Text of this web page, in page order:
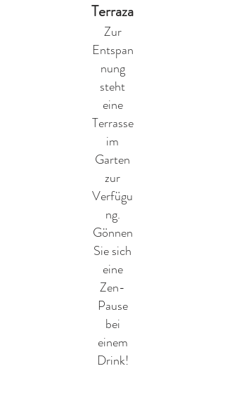
Terraza
Zur
Entspan
nung
steht
eine
Terrasse
im
Garten
zur
Verfügu
ng.
Gönnen
Sie sich
eine
Zen-
Pause
bei
einem
Drink!